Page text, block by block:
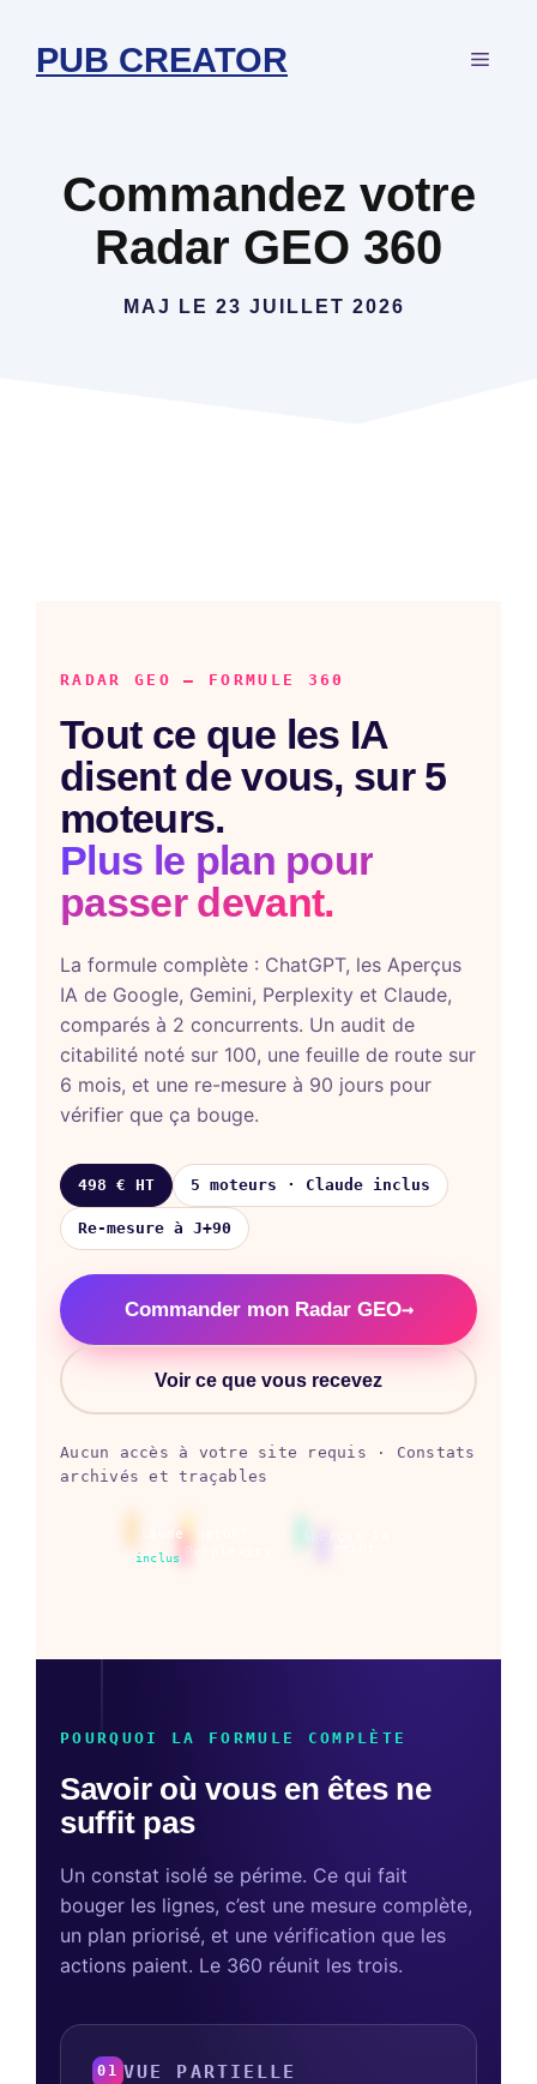
contenu
PUB CREATOR
Commandez votre
Radar GEO 360
MAJ LE 23 JUILLET 2026
RADAR GEO — FORMULE 360
Tout ce que les IA
disent de vous, sur 5
moteurs.
Plus le plan pour
passer devant.
La formule complète : ChatGPT, les Aperçus
IA de Google, Gemini, Perplexity et Claude,
comparés à 2 concurrents. Un audit de
citabilité noté sur 100, une feuille de route sur
6 mois, et une re-mesure à 90 jours pour
vérifier que ça bouge.
498 € HT 5 moteurs · Claude inclus
Re-mesure à J+90
Commander mon Radar GEO→
Voir ce que vous recevez
Aucun accès à votre site requis · Constats
archivés et traçables
Perplexity
Claude
inclus
POURQUOI LA FORMULE COMPLÈTE
Savoir où vous en êtes ne
suffit pas
Un constat isolé se périme. Ce qui fait
bouger les lignes, c’est une mesure complète,
un plan priorisé, et une vérification que les
actions paient. Le 360 réunit les trois.
01 VUE PARTIELLE